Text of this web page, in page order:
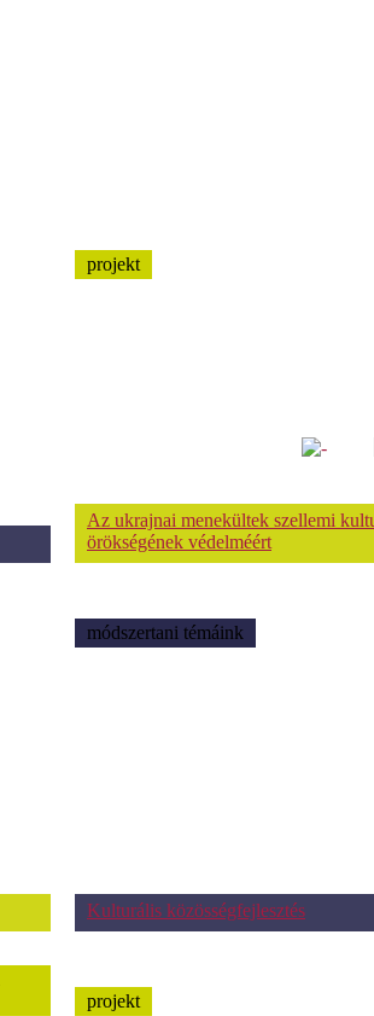
projekt
Az ukrajnai menekültek szellemi
örökségének védelméért
módszertani témáink
Kulturális közösségfejlesztés
projekt